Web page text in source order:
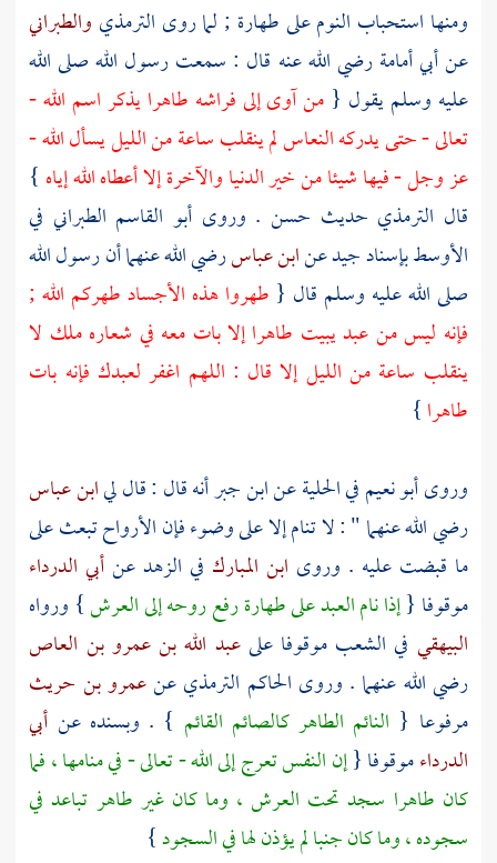
ومنها استحباب النوم على طهارة ; لما روى الترمذي والطبراني
عنأبي أمامةرضي الله عنه قال : سمعت رسول الله صلى الله
عليه وسلم يقول { من آوى إلى فراشه طاهرا يذكر اسم الله -
تعالى - حتى يدركه النعاس لم ينقلب ساعة من الليل يسأل الله -
عز وجل - فيها شيئا من خير الدنيا والآخرة إلا أعطاه الله إياه }
قال الترمذي حديث حسن . وروى أبو القاسم الطبراني في
الأوسط بإسناد جيد عنابن عباسرضي الله عنهما أن رسول الله
صلى الله عليه وسلم قال { طهروا هذه الأجساد طهركم الله ;
فإنه ليس من عبد يبيت طاهرا إلا بات معه في شعاره ملك لا
ينقلب ساعة من الليل إلا قال : اللهم اغفر لعبدك فإنه بات
طاهرا}
وروىأبو نعيمفي الحلية عنابن جبرأنه قال : قال ليابن عباس
رضي الله عنهما " : لا تنام إلا على وضوء فإن الأرواح تبعث على
ما قبضت عليه . وروى ابن المبارك في الزهد عنأبي الدرداء
موقوفا {إذا نام العبد على طهارة رفع روحه إلى العرش} ورواه
البيهقي في الشعب موقوفا علىعبد الله بن عمرو بن العاص
رضي الله عنهما . وروى الحاكم الترمذيعنعمرو بن حريث
مرفوعا { النائم الطاهر كالصائم القائم } . وبسنده عن أبي
الدرداءموقوفا {إن النفس تعرج إلى الله - تعالى - في منامها ، فما
كان طاهرا سجد تحت العرش ، وما كان غير طاهر تباعد في
سجوده ، وما كان جنبا لم يؤذن لها في السجود}